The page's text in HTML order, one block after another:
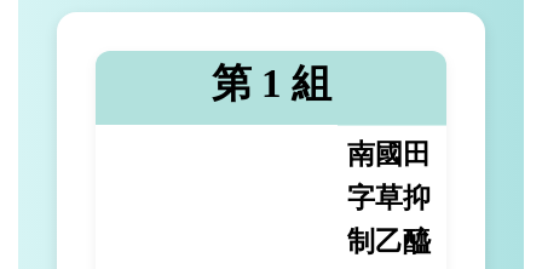
第 1 組
南國田
字草抑
制乙醯